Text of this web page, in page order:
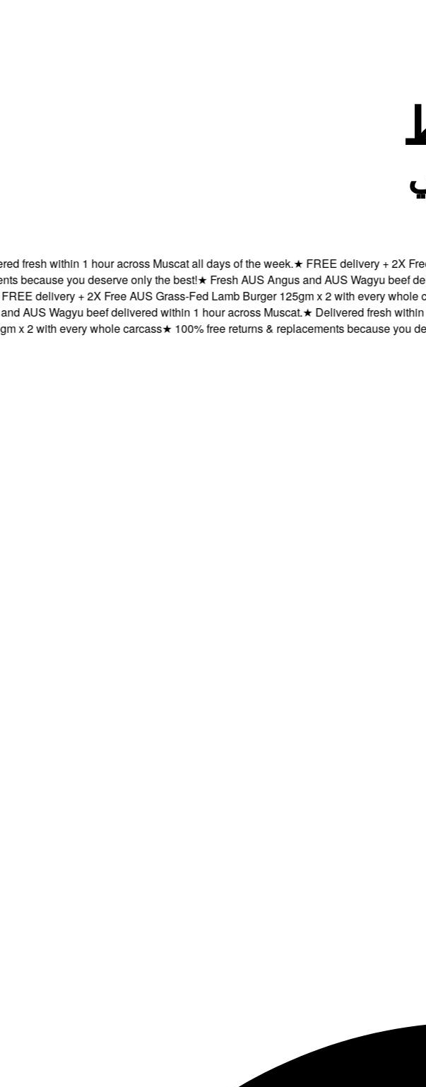
within 1 hour across Muscat all days of the week.★FREE delivery + 2X Free
you deserve only the best!★Fresh AUS Angus and AUS Wagyu beef
delivery + 2X Free AUS Grass-Fed Lamb Burger 125gm x 2 with every whole
Wagyu beef delivered within 1 hour across Muscat.★Delivered fresh within 1
2 with every whole carcass★100% free returns & replacements because you